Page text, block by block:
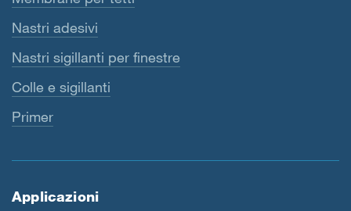
Nastri adesivi
Nastri sigillanti per finestre
Colle e sigillanti
Primer
Applicazioni